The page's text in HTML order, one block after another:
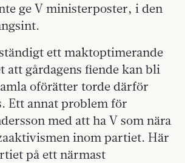
ge V ministerposter, i den
ett maktoptimerande
att gårdagens fiende kan bli
oförätter torde därför
Ett annat problem för
med att ha V som nära
inom partiet. Här
på ett närmast